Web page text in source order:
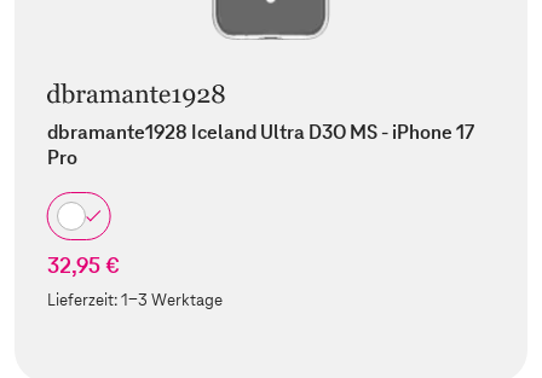
dbramante1928 Iceland Ultra D3O MS - iPhone 17
Pro
32,95 €
Lieferzeit:1-3 Werktage